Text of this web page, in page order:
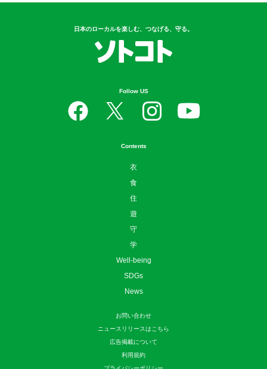
日本のローカルを楽しむ、つなげる、守る。
Follow US
Contents
衣
食
住
遊
守
学
Well-being
SDGs
News
お問い合わせ
ニュースリリースはこちら
広告掲載について
利用規約